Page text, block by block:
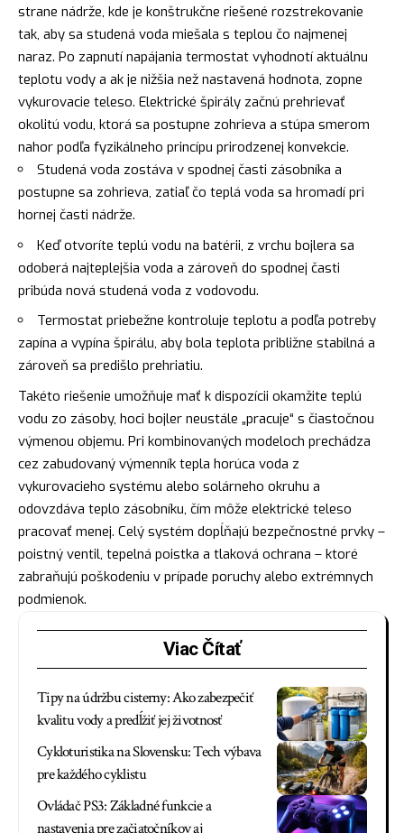
strane nádrže, kde je konštrukčne riešené rozstrekovanie
tak, aby sa studená voda miešala s teplou čo najmenej
naraz. Po zapnutí napájania termostat vyhodnotí aktuálnu
teplotu vody a ak je nižšia než nastavená hodnota, zopne
vykurovacie teleso. Elektrické špirály začnú prehrievať
okolitú vodu, ktorá sa postupne zohrieva a stúpa smerom
nahor podľa fyzikálneho princípu prirodzenej konvekcie.
Studená voda zostáva v spodnej časti zásobníka a
postupne sa zohrieva, zatiaľ čo teplá voda sa hromadí pri
hornej časti nádrže.
Keď otvoríte teplú vodu na batérii, z vrchu bojlera sa
odoberá najteplejšia voda a zároveň do spodnej časti
pribúda nová studená voda z vodovodu.
Termostat priebežne kontroluje teplotu a podľa potreby
zapína a vypína špirálu, aby bola teplota približne stabilná a
zároveň sa predišlo prehriatiu.
Takéto riešenie umožňuje mať k dispozícii okamžite teplú
vodu zo zásoby, hoci bojler neustále „pracuje“ s čiastočnou
výmenou objemu. Pri kombinovaných modeloch prechádza
cez zabudovaný výmenník tepla horúca voda z
vykurovacieho systému alebo solárneho okruhu a
odovzdáva teplo zásobníku, čím môže elektrické teleso
pracovať menej. Celý systém dopĺňajú bezpečnostné prvky –
poistný ventil, tepelná poistka a tlaková ochrana – ktoré
zabraňujú poškodeniu v prípade poruchy alebo extrémnych
podmienok.
Viac Čítať
Tipy na údržbu cisterny: Ako zabezpečiť
kvalitu vody a predĺžiť jej životnosť
Cykloturistika na Slovensku: Tech výbava
pre každého cyklistu
Ovládač PS3: Základné funkcie a
nastavenia pre začiatočníkov aj